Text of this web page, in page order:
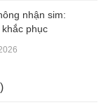
nhận sim:
phục